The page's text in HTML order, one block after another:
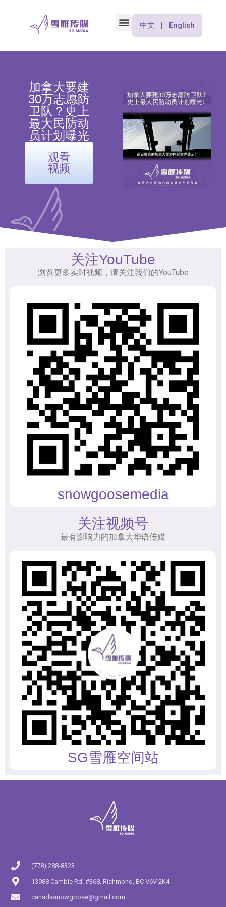
中文 | English
加拿大要建
30万志愿防
卫队？史上
最大民防动
员计划曝光
观看
视频
关注YouTube
浏览更多实时视频，请关注我们的YouTube
snowgoosemedia
关注视频号
最有影响力的加拿大华语传媒
SG雪雁空间站
(778) 288-8323
13988 Cambie Rd. #368, Richmond, BC V6V 2K4
canadasnowgoose@gmail.com